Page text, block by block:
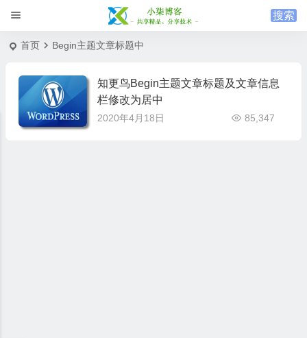
首页 Begin主题文章标题中
知更鸟Begin主题文章标题及文章信息
栏修改为居中
2020年4月18日 85,347